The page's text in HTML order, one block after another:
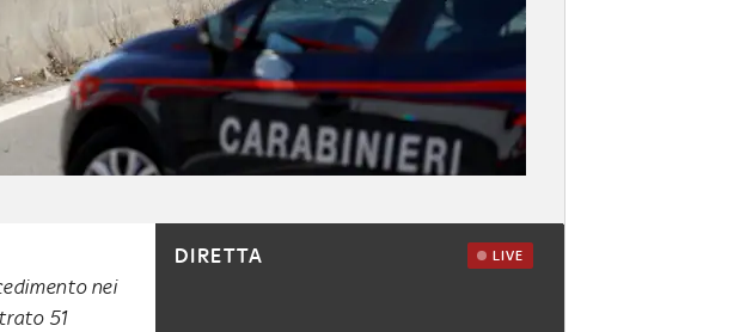
nei
51
DIRETTA LIVE